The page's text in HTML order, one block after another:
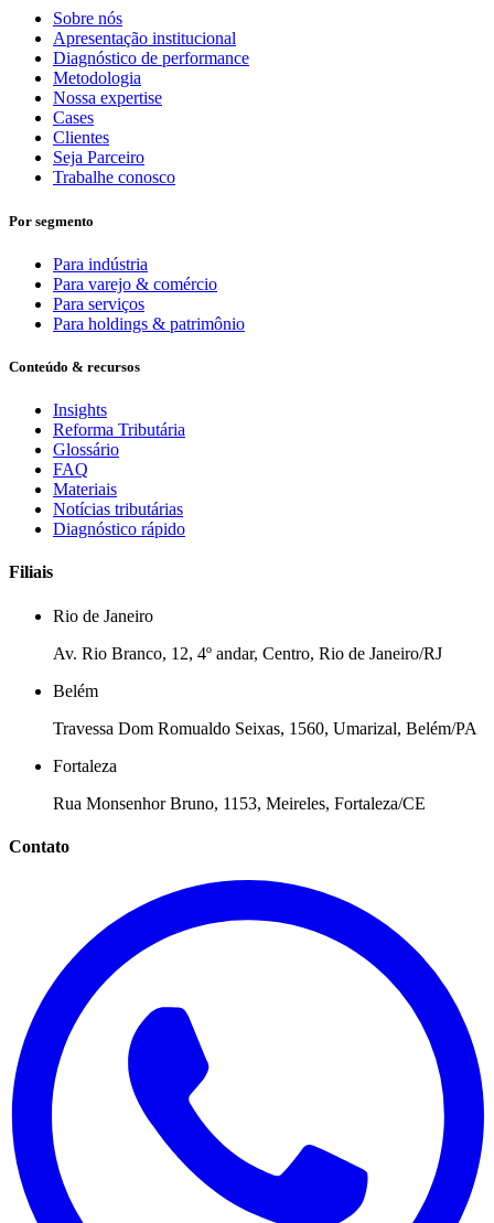
Sobre nós
Apresentação institucional
Diagnóstico de performance
Metodologia
Nossa expertise
Cases
Clientes
Seja Parceiro
Trabalhe conosco
Por segmento
Para indústria
Para varejo & comércio
Para serviços
Para holdings & patrimônio
Conteúdo & recursos
Insights
Reforma Tributária
Glossário
FAQ
Materiais
Notícias tributárias
Diagnóstico rápido
Filiais
Rio de Janeiro
Av. Rio Branco, 12, 4º andar, Centro, Rio de Janeiro/RJ
Belém
Travessa Dom Romualdo Seixas, 1560, Umarizal, Belém/PA
Fortaleza
Rua Monsenhor Bruno, 1153, Meireles, Fortaleza/CE
Contato